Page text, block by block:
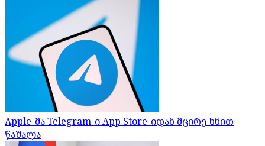
Apple-მა Telegram-ი App Store-იდან მცირე ხნით
წაშალა